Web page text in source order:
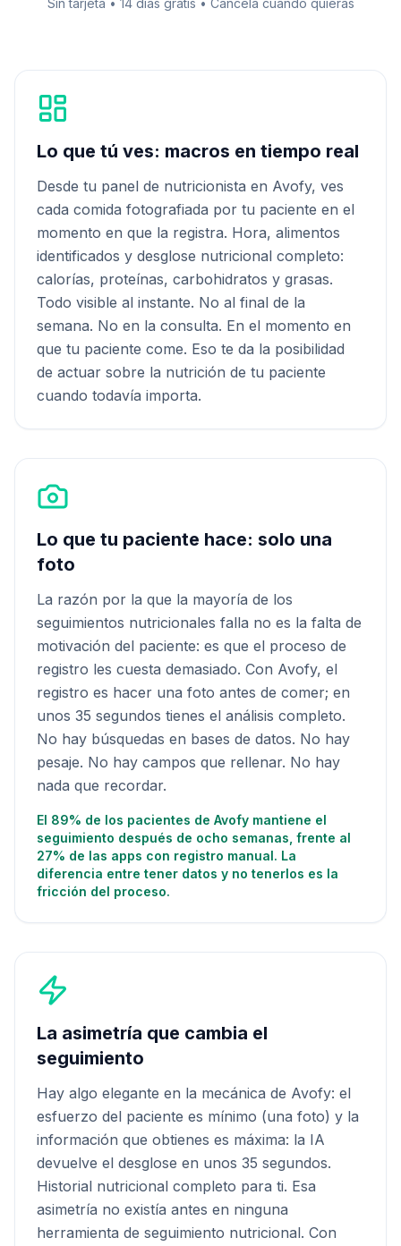
Sin tarjeta • 14 días gratis • Cancela cuando quieras
Lo que tú ves: macros en tiempo real
Desde tu panel de nutricionista en Avofy, ves
cada comida fotografiada por tu paciente en el
momento en que la registra. Hora, alimentos
identificados y desglose nutricional completo:
calorías, proteínas, carbohidratos y grasas.
Todo visible al instante. No al final de la
semana. No en la consulta. En el momento en
que tu paciente come. Eso te da la posibilidad
de actuar sobre la nutrición de tu paciente
cuando todavía importa.
Lo que tu paciente hace: solo una
foto
La razón por la que la mayoría de los
seguimientos nutricionales falla no es la falta de
motivación del paciente: es que el proceso de
registro les cuesta demasiado. Con Avofy, el
registro es hacer una foto antes de comer; en
unos 35 segundos tienes el análisis completo.
No hay búsquedas en bases de datos. No hay
pesaje. No hay campos que rellenar. No hay
nada que recordar.
El 89% de los pacientes de Avofy mantiene el
seguimiento después de ocho semanas, frente al
27% de las apps con registro manual. La
diferencia entre tener datos y no tenerlos es la
fricción del proceso.
La asimetría que cambia el
seguimiento
Hay algo elegante en la mecánica de Avofy: el
esfuerzo del paciente es mínimo (una foto) y la
información que obtienes es máxima: la IA
devuelve el desglose en unos 35 segundos.
Historial nutricional completo para ti. Esa
asimetría no existía antes en ninguna
herramienta de seguimiento nutricional. Con